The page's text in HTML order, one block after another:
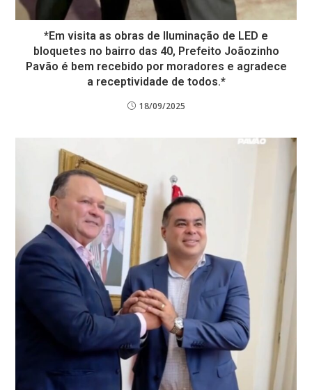
*Em visita as obras de Iluminação de LED e
bloquetes no bairro das 40, Prefeito Joãozinho
Pavão é bem recebido por moradores e agradece
a receptividade de todos.*
18/09/2025